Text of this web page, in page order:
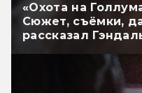
«Охота на
Сюжет, съёмки,
рассказал